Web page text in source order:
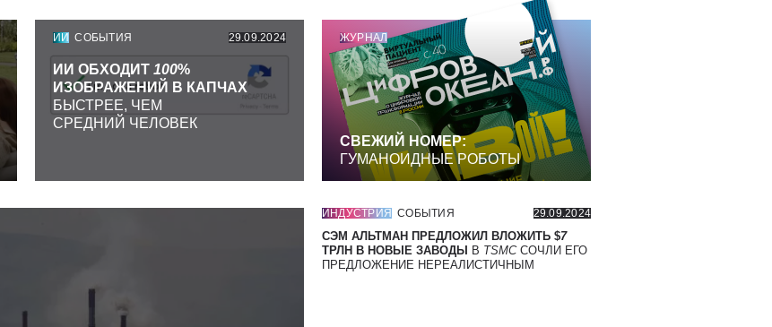
ИИ СОБЫТИЯ 29.09.2024
ИИ ОБХОДИТ 100%
ИЗОБРАЖЕНИЙ В КАПЧАХ
БЫСТРЕЕ, ЧЕМ
СРЕДНИЙ ЧЕЛОВЕК
ЖУРНАЛ
СВЕЖИЙ НОМЕР:
ГУМАНОИДНЫЕ РОБОТЫ
ИНДУСТРИЯ СОБЫТИЯ 29.09.2024
СЭМ АЛЬТМАН ПРЕДЛОЖИЛ ВЛОЖИТЬ $7
ТРЛН В НОВЫЕ ЗАВОДЫ
В TSMC СОЧЛИ ЕГО
ПРЕДЛОЖЕНИЕ НЕРЕАЛИСТИЧНЫМ